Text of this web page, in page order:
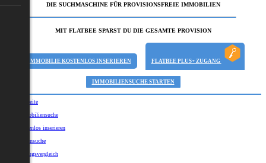
DIE SUCHMASCHINE FÜR PROVISIONSFREIE IMMOBILIEN
MIT FLATBEE SPARST DU DIE GESAMTE PROVISION
IMMOBILIE KOSTENLOS INSERIEREN FLATBEE PLUS+ ZUGANG
IMMOBILIENSUCHE STARTEN
Startseite
Immobiliensuche
Kostenlos inserieren
Kartensuche
Umzugsvergleich